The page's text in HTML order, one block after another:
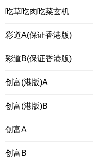
吃草吃肉吃菜玄机
彩道A(保证香港版)
彩道B(保证香港版)
创富(港版)A
创富(港版)B
创富A
创富B